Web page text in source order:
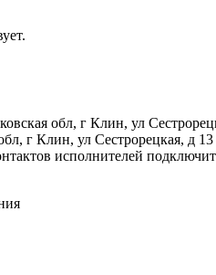
обл, г Клин, ул
г Клин, ул Сестрорецкая, д 13
исполнителей